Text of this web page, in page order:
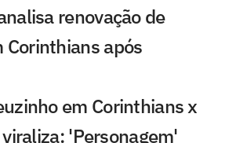
renovação de
Corinthians após
em Corinthians x
'Personagem'